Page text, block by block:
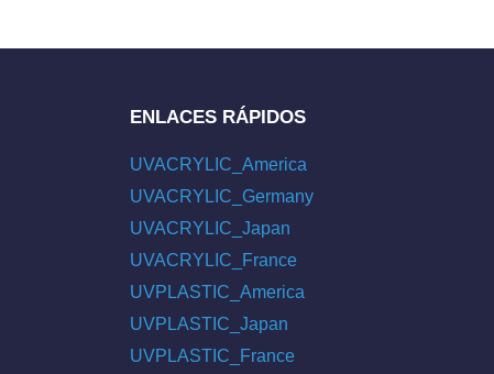
ENLACES RÁPIDOS
UVACRYLIC_America
UVACRYLIC_Germany
UVACRYLIC_Japan
UVACRYLIC_France
UVPLASTIC_America
UVPLASTIC_Japan
UVPLASTIC_France